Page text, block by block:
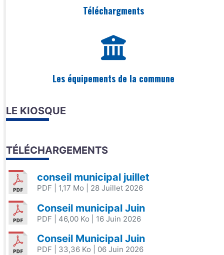
Téléchargments
Les équipements de la commune
LE KIOSQUE
TÉLÉCHARGEMENTS
conseil municipal juillet
PDF | 1,17 Mo | 28 Juillet 2026
Conseil municipal Juin
PDF | 46,00 Ko | 16 Juin 2026
Conseil Municipal Juin
PDF | 33,36 Ko | 06 Juin 2026